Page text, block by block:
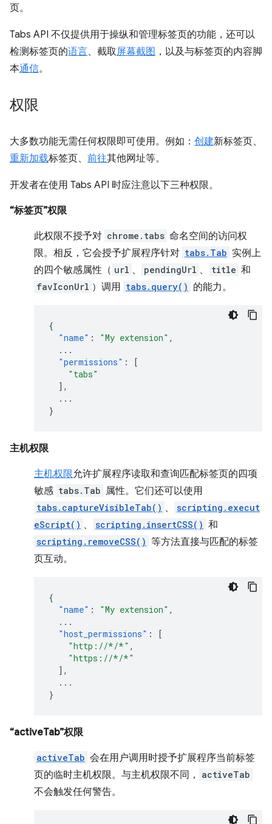
页。
Tabs API 不仅提供用于操纵和管理标签页的功能，还可以
检测标签页的语言、截取屏幕截图 ，以及与标签页的内容脚
本通信。
权限
大多数功能无需任何权限即可使用。例如： 创建新标签页、
重新加载标签页、 前往其他网址等。
开发者在使用 Tabs API 时应注意以下三种权限。
“标签页”权限
此权限不授予对 chrome.tabs 命名空间的访问权
限。相反，它会授予扩展程序针对 tabs.Tab 实例上
的四个敏感属性（ url 、 pendingUrl 、 title 和
favIconUrl ）调用 tabs.query() 的能力。
{
"name" : "My extension" ,
...
"permissions" :
[
"tabs"
],
...
}
主机权限
主机权限允许扩展程序读取和查询匹配标签页的四项
敏感 tabs.Tab 属性。它们还可以使用
tabs.captureVisibleTab() 、
scripting.execut
eScript() 、 scripting.insertCSS() 和
scripting.removeCSS() 等方法直接与匹配的标签
页互动。
{
"name" : "My extension" ,
...
"host_permissions" :
[
"http://*/*" ,
"https://*/*"
],
...
}
“activeTab”权限
activeTab 会在用户调用时授予扩展程序当前标签
页的临时主机权限。与主机权限不同，
activeTab
不会触发任何警告。